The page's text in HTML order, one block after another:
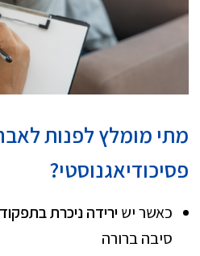
מתי מומלץ לפנות
פסיכודיאגנוסטי?
כאשר ישירידה ניכרת
סיבה ברורה